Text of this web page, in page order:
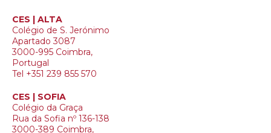
CES | ALTA
Colégio de S. Jerónimo
Apartado 3087
3000-995 Coimbra,
Portugal
Tel +351 239 855 570
CES | SOFIA
Colégio da Graça
Rua da Sofia nº 136-138
3000-389 Coimbra,